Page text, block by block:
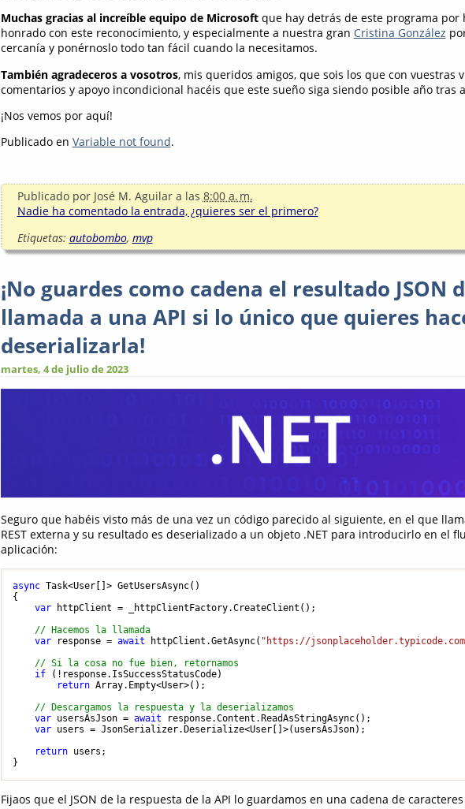
Muchas gracias al increíble equipo de Microsoftque hay detrás de este programa por
honrado con este reconocimiento, y especialmente a nuestra gran Cristina González
cercanía y ponérnoslo todo tan fácil cuando la necesitamos.
También agradeceros a vosotros, mis queridos amigos, que sois los que con vuestras
comentarios y apoyo incondicional hacéis que este sueño siga siendo posible año tras
¡Nos vemos por aquí!
Publicado en Variable not found.
Publicado por José M. Aguilar a las 8:00 a. m.
Nadie ha comentado la entrada, ¿quieres ser el primero?
Etiquetas: autobombo, mvp
¡No guardes como cadena el resultado JSON
llamada a una API si lo único que quieres
deserializarla!
martes, 4 de julio de 2023
Seguro que habéis visto más de una vez un código parecido al siguiente, en el que
REST externa y su resultado es deserializado a un objeto .NET para introducirlo en el
aplicación:
async Task<User[]> GetUsersAsync()
{
var httpClient = _httpClientFactory.CreateClient();
// Hacemos la llamada
var response = await httpClient.GetAsync( "https://
// Si la cosa no fue bien, retornamos
if (!response.IsSuccessStatusCode)
return Array.Empty<User>();
// Descargamos la respuesta y la deserializamos
var usersAsJson = await response.Content.ReadAsStringAsync();
var users = JsonSerializer.Deserialize<User[]>(usersAsJson);
return users;
Fijaos que el JSON de la respuesta de la API lo guardamos en una cadena de